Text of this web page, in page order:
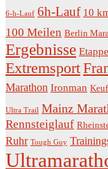
6-h-Lauf 6h-Lauf 10
100 Meilen Berlin
Ergebnisse
Extremsport
Marathon Ironman
Ultra Trail Mainz
Rennsteiglauf
Ruhr Tough Guy